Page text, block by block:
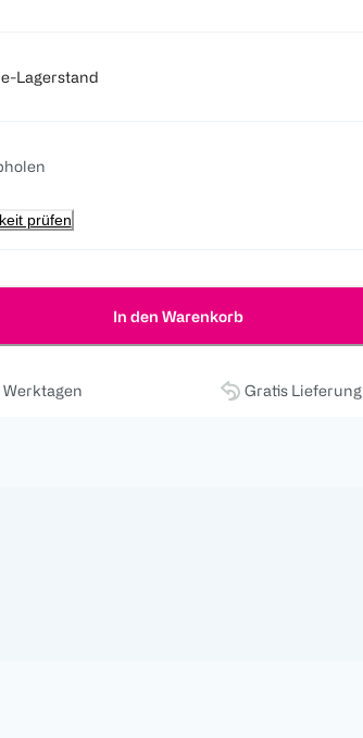
Lagerstand
prüfen
In den Warenkorb
Gratis